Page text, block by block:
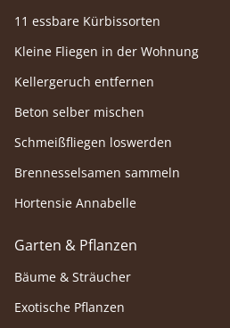
11 essbare Kürbissorten
Kleine Fliegen in der Wohnung
Kellergeruch entfernen
Beton selber mischen
Schmeißfliegen loswerden
Brennesselsamen sammeln
Hortensie Annabelle
Garten & Pflanzen
Bäume & Sträucher
Exotische Pflanzen